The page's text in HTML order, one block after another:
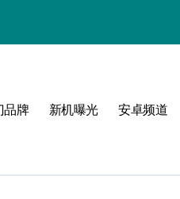
品牌 新机曝光 安卓频道